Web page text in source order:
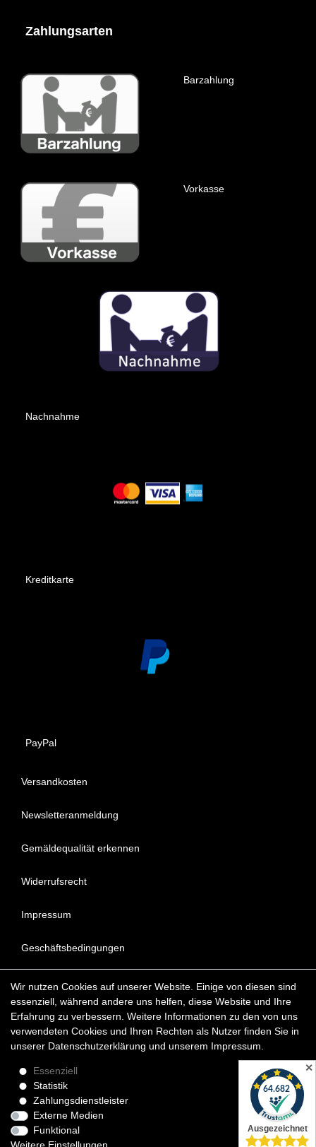
Zahlungsarten
Barzahlung
Vorkasse
Nachnahme
Kreditkarte
PayPal
Versandkosten
Newsletteranmeldung
Gemäldequalität erkennen
Widerrufsrecht
Impressum
Geschäftsbedingungen
Datenschutzerklärung
FAQ - Häufig gestellte Fragen
Copyright © 2022 KunstDepot24 BERLIN Exklusive Gemälde
*Die Lieferzeit für verfügbare Ölgemälde beträgt etwa 1 - 3
Werktage innerhalb Deutschland. Das Widerrufsrecht gilt für
Wir nutzen Cookies auf unserer Website. Einige von diesen sind
essenziell, während andere uns helfen, diese Website und Ihre
Erfahrung zu verbessern. Weitere Informationen zu den von uns
verwendeten Cookies und Ihren Rechten als Nutzer finden Sie in
unserer Daten­schutz­erklärung und unserem Impressum
Essenziell
Statistik
Zahlungsdienstleister
Externe Medien
Funktional
✕